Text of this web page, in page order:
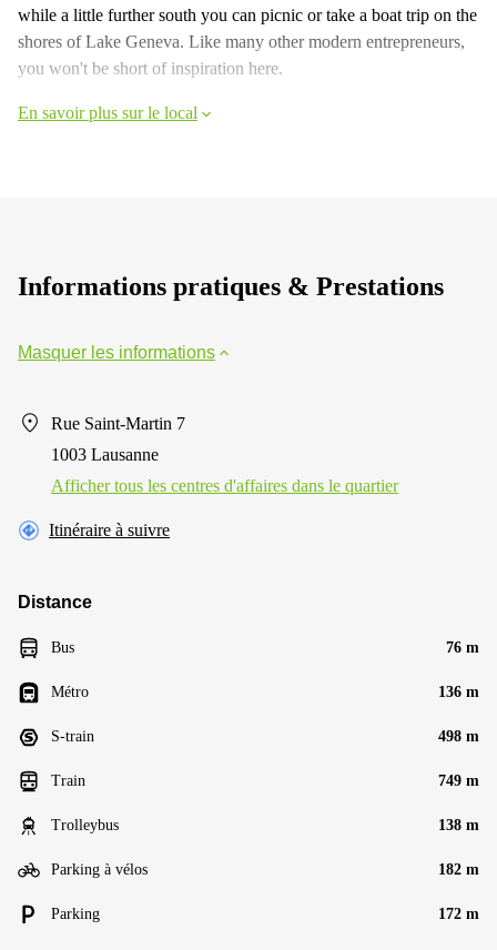
while a little further south you can picnic or take a boat trip on the
shores of Lake Geneva. Like many other modern entrepreneurs,
you won't be short of inspiration here.
En savoir plus sur le local
Informations pratiques & Prestations
Masquer les informations
Rue Saint-Martin 7
1003 Lausanne
Afficher tous les centres d'affaires dans le quartier
Itinéraire à suivre
Distance
Bus 76 m
Métro 136 m
S-train 498 m
Train 749 m
Trolleybus 138 m
Parking à vélos 182 m
Parking 172 m